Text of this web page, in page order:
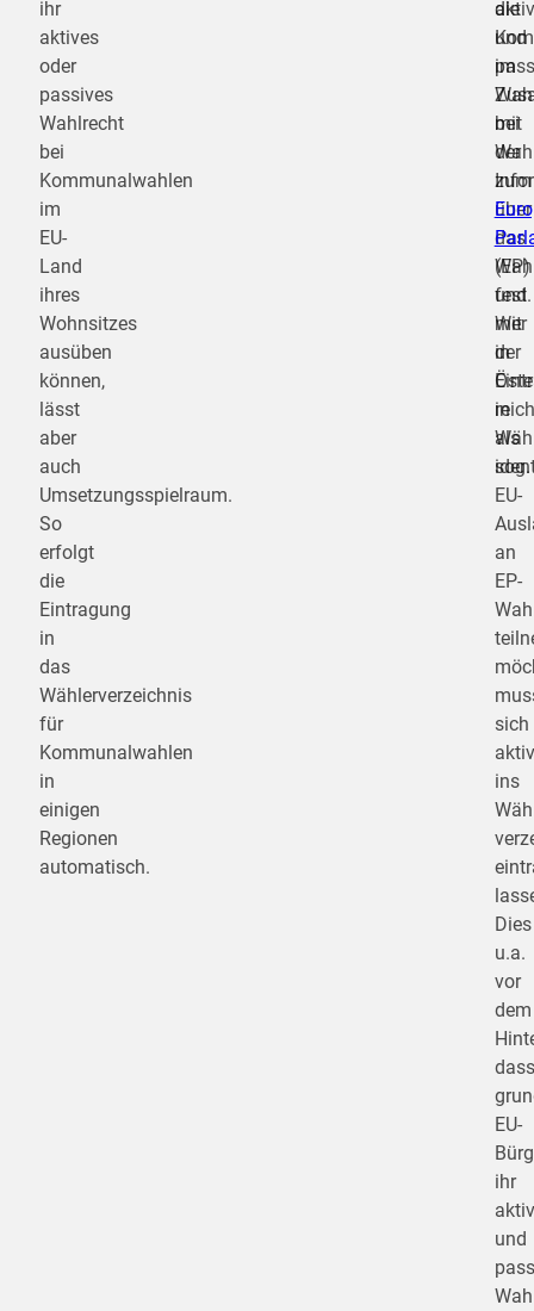
ihr
aktives
oder
passives
Wahlrecht
bei
Kommunalwahlen
im
EU-
Land
ihres
Wohnsitzes
ausüben
können,
lässt
aber
auch
Umsetzungsspielraum.
So
erfolgt
die
Eintragung
in
das
Wählerverzeichnis
für
Kommunalwahlen
in
einigen
Regionen
automatisch.
die
im
mit
der
über
das
und
mit
der
in
und
bei
zum
(EP)
fest.
Wer
in
reich
als
sog.
EU-
an
EP-
sich
aktiv
ins
Dies
u.a.
vor
dem
dass
EU-
ihr
und